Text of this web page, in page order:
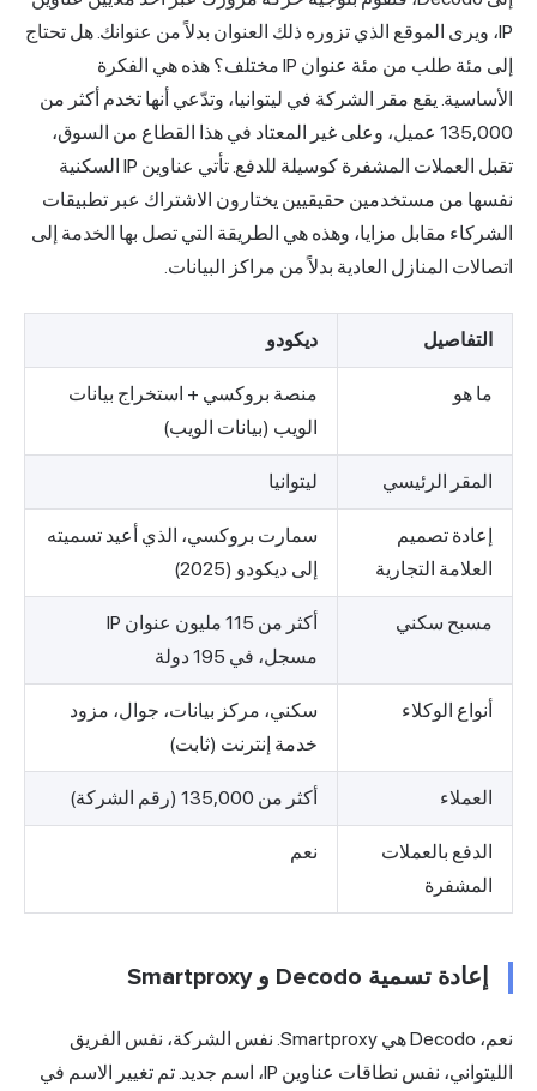
IP، ويرى الموقع الذي تزوره ذلك العنوان بدلاً من عنوانك. هل تحتاج
إلى مئة طلب من مئة عنوان IP مختلف؟ هذه هي الفكرة
الأساسية. يقع مقر الشركة في ليتوانيا، وتدّعي أنها تخدم أكثر من
135,000 عميل، وعلى غير المعتاد في هذا القطاع من السوق،
تقبل العملات المشفرة كوسيلة للدفع. تأتي عناوين IP
السكنية
نفسها من مستخدمين حقيقيين يختارون الاشتراك عبر تطبيقات
الشركاء مقابل مزايا، وهذه هي الطريقة التي تصل بها الخدمة إلى
اتصالات المنازل العادية بدلاً من مراكز البيانات.
التفاصيل ديكودو
ما هو
منصة بروكسي + استخراج بيانات
الويب (بيانات الويب)
المقر الرئيسي ليتوانيا
إعادة تصميم
العلامة التجارية
سمارت بروكسي، الذي أعيد تسميته
إلى ديكودو (2025)
مسبح سكني
أكثر من 115 مليون عنوان IP
مسجل، في 195 دولة
أنواع الوكلاء
سكني، مركز بيانات، جوال، مزود
خدمة إنترنت (ثابت)
العملاء أكثر من 135,000 (رقم الشركة)
الدفع بالعملات
المشفرة
نعم
إعادة تسمية Decodo و Smartproxy
نعم، Decodo هي Smartproxy. نفس الشركة، نفس الفريق
الليتواني، نفس نطاقات عناوين IP، اسم جديد. تم تغيير الاسم في